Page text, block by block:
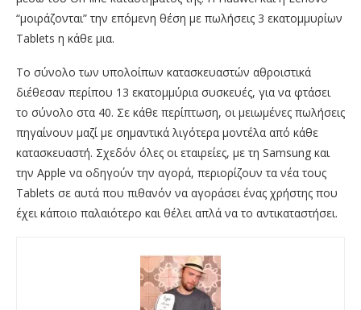
“μοιράζονται” την επόμενη θέση με πωλήσεις 3 εκατομμυρίων
Tablets η κάθε μια.
Το σύνολο των υπολοίπων κατασκευαστών αθροιστικά
διέθεσαν περίπου 13 εκατομμύρια συσκευές, για να φτάσει
το σύνολο στα 40. Σε κάθε περίπτωση, οι μειωμένες πωλήσεις
πηγαίνουν μαζί με σημαντικά λιγότερα μοντέλα από κάθε
κατασκευαστή. Σχεδόν όλες οι εταιρείες, με τη Samsung και
την Αpple να οδηγούν την αγορά, περιορίζουν τα νέα τους
Tablets σε αυτά που πιθανόν να αγοράσει ένας χρήστης που
έχει κάποιο παλαιότερο και θέλει απλά να το αντικαταστήσει.